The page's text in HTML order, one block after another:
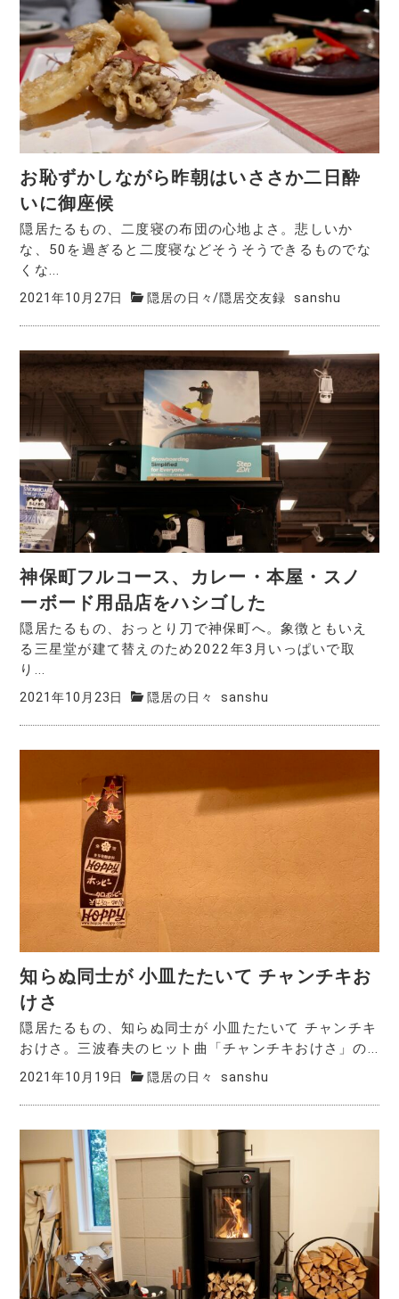
お恥ずかしながら昨朝はいささか二日酔
いに御座候
隠居たるもの、二度寝の布団の心地よさ。悲しいか
な、50を過ぎると二度寝などそうそうできるものでな
くな...
2021年10月27日 隠居の日々/隠居交友録 sanshu
神保町フルコース、カレー・本屋・スノ
ーボード用品店をハシゴした
隠居たるもの、おっとり刀で神保町へ。象徴ともいえ
る三星堂が建て替えのため2022年3月いっぱいで取
り...
2021年10月23日 隠居の日々 sanshu
知らぬ同士が 小皿たたいて チャンチキお
けさ
隠居たるもの、知らぬ同士が 小皿たたいて チャンチキ
おけさ。三波春夫のヒット曲「チャンチキおけさ」の...
2021年10月19日 隠居の日々 sanshu